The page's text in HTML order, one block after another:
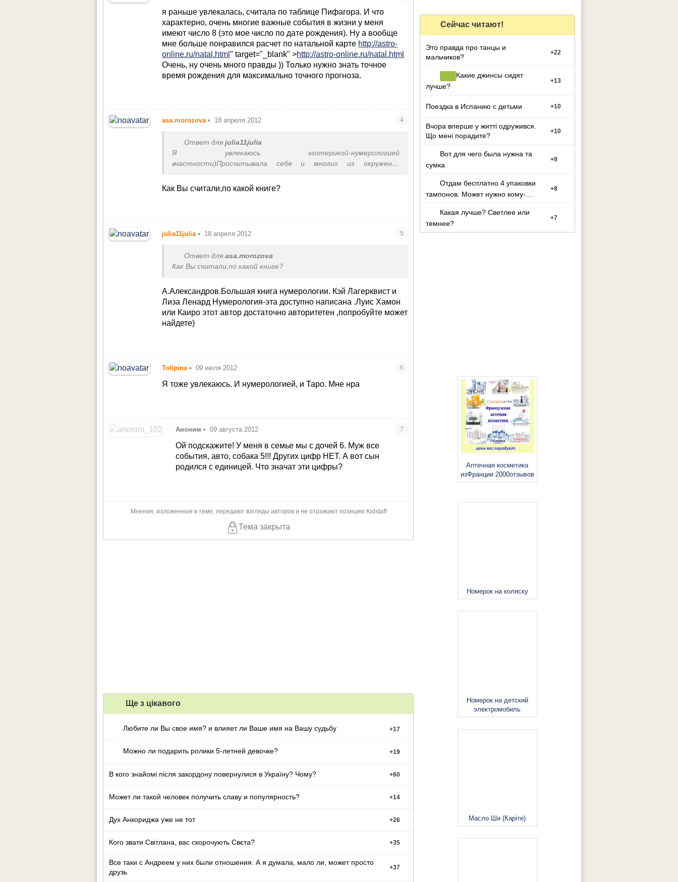
я раньше увлекалась, считала по таблице Пифагора. И что
характерно, очень многие важные события в жизни у меня
имеют число 8 (это мое число по дате рождения). Ну а вообще
мне больше понравился расчет по натальной карте http://astro-
online.ru/natal.html" target="_blank" >http://astro-online.ru/natal.html
Очень, ну очень много правды )) Только нужно знать точное
время рождения для максимально точного прогноза.
asa.morozova • 18 апреля 2012 4
Ответ для julia11julia
Я увлекаюсь эзотерикой-нумерологией
вчастности)Просчитывала себя и многих из окружения
приятельниц которых знаю поверхностно и например у очень
Как Вы считали,по какой книге?
julia11julia • 18 апреля 2012 5
Ответ для asa.morozova
Как Вы считали,по какой книге?
А.Александров.Большая книга нумерологии. Кэй Лагерквист и
Лиза Ленард Нумерология-эта доступно написана .Луис Хамон
или Каиро этот автор достаточно авторитетен ,попробуйте может
найдете)
Tolipina • 09 июля 2012 6
Я тоже увлекаюсь. И нумерологией, и Таро. Мне нра
Аноним • 09 августа 2012 7
Ой подскажите! У меня в семье мы с дочей 6. Муж все
события, авто, собака 5!!! Других цифр НЕТ. А вот сын
родился с единицей. Что значат эти цифры?
Мнения, изложенные в теме, передают взгляды авторов и не отражают позицию Kidstaff
Тема закрыта
Ще з цiкавого
Любите ли Вы свое имя? и влияет ли Ваше имя на Вашу судьбу +17
Можно ли подарить ролики 5-летней девочке? +19
В кого знайомі після закордону повернулися в Україну? Чому? +60
Может ли такой человек получить славу и популярность? +14
Дух Анкориджа уже не тот +26
Кого звати Світлана, вас скорочують Свєта? +35
Все таки с Андреем у них были отношения. А я думала, мало ли, может просто
друзь
+37
Сейчас читают!
Это правда про танцы и
мальчиков?
+22
Какие джинсы сидят
лучше?
+13
Поездка в Испанию с детьми +10
Вчора вперше у житті одружився.
Що мені порадите?
+10
Вот для чего была нужна та
сумка
+9
Отдам бесплатно 4 упаковки
тампонов. Может нужно кому-
+8
Какая лучше? Светлее или
темнее?
+7
Аптечная косметика
изФранции 2000отзывов
Номерок на коляску
Номерок на детский
электромобиль
Масло Ши (Каріте)